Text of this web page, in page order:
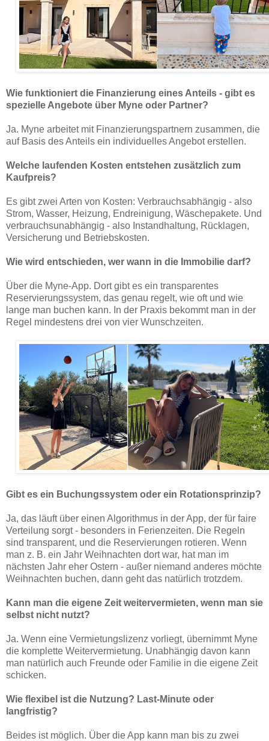
Wie funktioniert die Finanzierung eines Anteils - gibt es
spezielle Angebote über Myne oder Partner?
Ja. Myne arbeitet mit Finanzierungspartnern zusammen, die
auf Basis des Anteils ein individuelles Angebot erstellen.
Welche laufenden Kosten entstehen zusätzlich zum
Kaufpreis?
Es gibt zwei Arten von Kosten: Verbrauchsabhängig - also
Strom, Wasser, Heizung, Endreinigung, Wäschepakete. Und
verbrauchsunabhängig - also Instandhaltung, Rücklagen,
Versicherung und Betriebskosten.
Wie wird entschieden, wer wann in die Immobilie darf?
Über die Myne-App. Dort gibt es ein transparentes
Reservierungssystem, das genau regelt, wie oft und wie
lange man buchen kann. In der Praxis bekommt man in der
Regel mindestens drei von vier Wunschzeiten.
Gibt es ein Buchungssystem oder ein Rotationsprinzip?
Ja, das läuft über einen Algorithmus in der App, der für faire
Verteilung sorgt - besonders in Ferienzeiten. Die Regeln
sind transparent, und die Reservierungen rotieren. Wenn
man z. B. ein Jahr Weihnachten dort war, hat man im
nächsten Jahr eher Ostern - außer niemand anderes möchte
Weihnachten buchen, dann geht das natürlich trotzdem.
Kann man die eigene Zeit weitervermieten, wenn man sie
selbst nicht nutzt?
Ja. Wenn eine Vermietungslizenz vorliegt, übernimmt Myne
die komplette Weitervermietung. Unabhängig davon kann
man natürlich auch Freunde oder Familie in die eigene Zeit
schicken.
Wie flexibel ist die Nutzung? Last-Minute oder
langfristig?
Beides ist möglich. Über die App kann man bis zu zwei